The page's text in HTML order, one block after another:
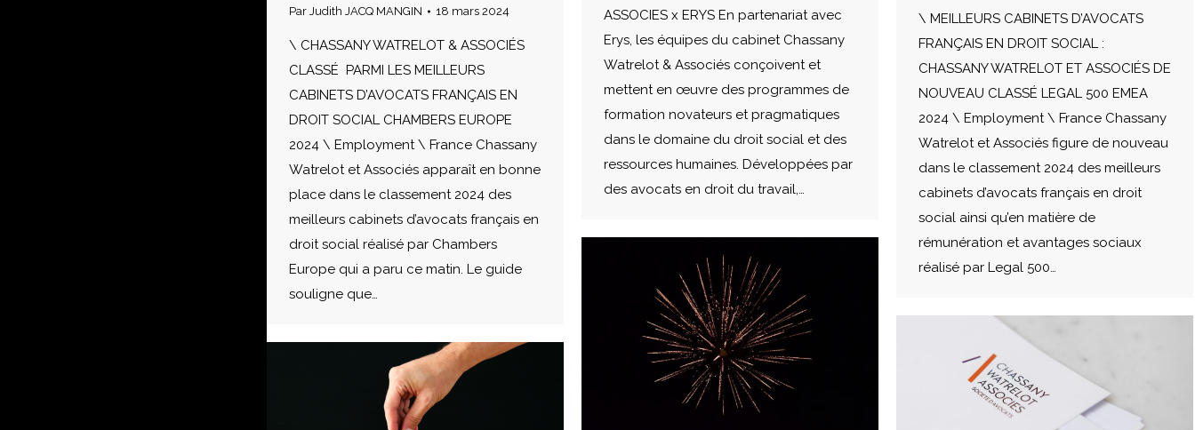
ASSOCIES x ERYS En partenariat avec
Erys, les équipes du cabinet Chassany
Watrelot & Associés conçoivent et
mettent en œuvre des programmes de
formation novateurs et pragmatiques
dans le domaine du droit social et des
ressources humaines. Développées par
des avocats en droit du travail,…
\ MEILLEURS CABINETS D’AVOCATS
FRANÇAIS EN DROIT SOCIAL :
CHASSANY WATRELOT ET ASSOCIÉS DE
NOUVEAU CLASSÉ LEGAL 500 EMEA
2024 \ Employment \ France Chassany
Watrelot et Associés figure de nouveau
dans le classement 2024 des meilleurs
cabinets d’avocats français en droit
social ainsi qu’en matière de
rémunération et avantages sociaux
réalisé par Legal 500…
Par Judith JACQ MANGIN 18 mars 2024
\ CHASSANY WATRELOT & ASSOCIÉS
CLASSÉ PARMI LES MEILLEURS
CABINETS D’AVOCATS FRANÇAIS EN
DROIT SOCIAL CHAMBERS EUROPE
2024 \ Employment \ France Chassany
Watrelot et Associés apparaît en bonne
place dans le classement 2024 des
meilleurs cabinets d’avocats français en
droit social réalisé par Chambers
Europe qui a paru ce matin. Le guide
souligne que…